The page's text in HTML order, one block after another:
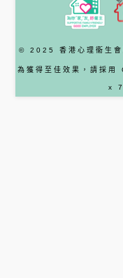
© 2025 香港心理衞生
為獲得至佳效果，請採用
x